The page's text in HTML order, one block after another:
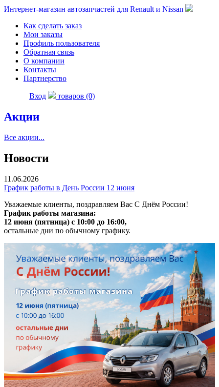
Интернет-магазин автозапчастей для Renault и Nissan
Как сделать заказ
Мои заказы
Профиль пользователя
Обратная связь
О компании
Контакты
Партнерство
Вход товаров (0)
Акции
Все акции...
Новости
11.06.2026
График работы в День России 12 июня
Уважаемые клиенты, поздравляем Вас С Днём России!
График работы магазина:
12 июня (пятница) с 10:00 до 16:00,
остальные дни по обычному графику.